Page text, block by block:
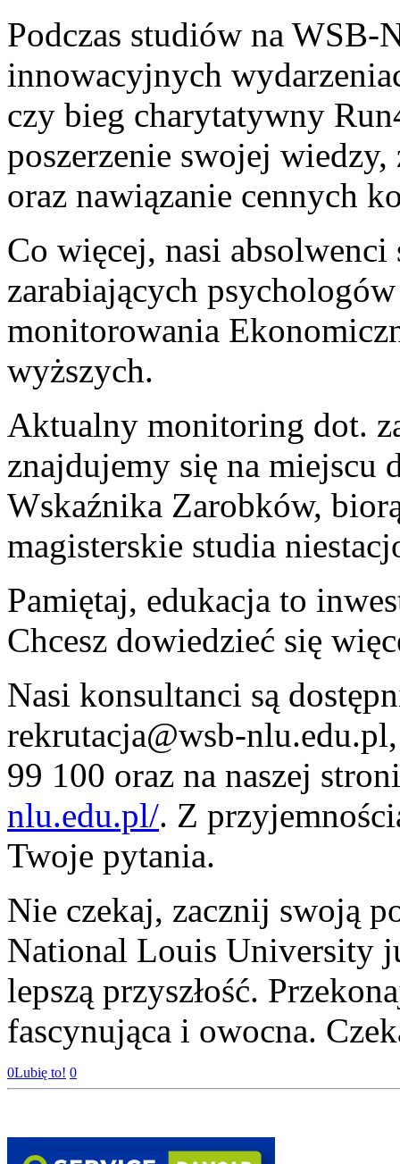
Podczas studiów na
innowacyjnych
czy bieg charytatywny
poszerzenie swojej
oraz nawiązanie cennych
Co więcej, nasi
zarabiających
monitorowania
wyższych.
Aktualny monitoring dot.
znajdujemy się na miejscu
Wskaźnika Zarobków,
magisterskie studia
Pamiętaj, edukacja to
Chcesz dowiedzieć się
Nasi konsultanci są
rekrutacja@wsb-
99 100 oraz na naszej
nlu.edu.pl/. Z
Twoje pytania.
Nie czekaj, zacznij swoją
National Louis University
lepszą przyszłość.
fascynująca i owocna.
0Lubię to! 0